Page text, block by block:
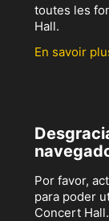
toutes les
Hall.
En savoir
Por favor,
para poder
Concert Hall.